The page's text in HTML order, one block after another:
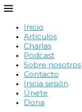
Inicio
Artículos
Charlas
Podcast
Sobre nosotros
Contacto
Inicia sesión
Únete
Dona